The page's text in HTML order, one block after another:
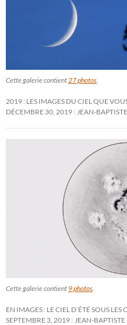
Cette galerie contient 27 photos
2019 : LES IMAGES DU CIEL QUE
DÉCEMBRE 30, 2019
JEAN-
Cette galerie contient 9 photos
EN IMAGES : LE CIEL D’ÉTÉ SOUS
SEPTEMBRE 3, 2019
JEAN-